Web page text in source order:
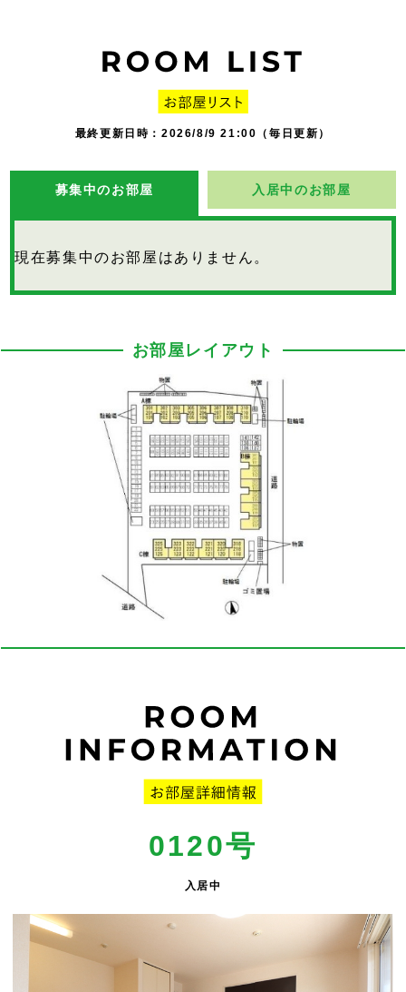
最終更新日時：2026/8/9 21:00（毎日更新）
募集中のお部屋 入居中のお部屋
現在募集中のお部屋はありません。
お部屋レイアウト
0120号
入居中